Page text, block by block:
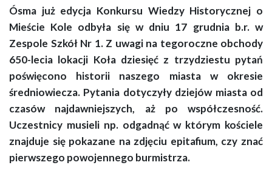
VIII Konkurs Wiedzy Historycznej o mieście Kole
Ósma już edycja Konkursu Wiedzy Historycznej o
Mieście Kole odbyła się w dniu 17 grudnia b.r. w
Zespole Szkół Nr 1. Z uwagi na tegoroczne obchody
650-lecia lokacji Koła dziesięć z trzydziestu pytań
poświęcono historii naszego miasta w okresie
średniowiecza. Pytania dotyczyły dziejów miasta od
czasów najdawniejszych, aż po współczesność.
Uczestnicy musieli np. odgadnąć w którym kościele
znajduje się pokazane na zdjęciu epitafium, czy znać
pierwszego powojennego burmistrza.